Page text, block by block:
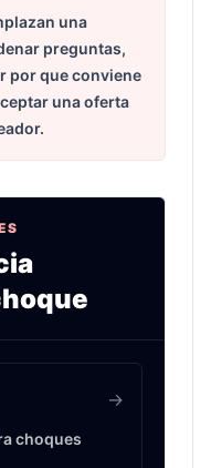
una
preguntas,
por que conviene
una oferta
choques
->